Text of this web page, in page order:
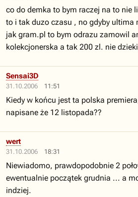
co do demka to bym raczej na to nie
to i tak duzo czasu , no gdyby ultima
jak gram.pl to bym odrazu zamowil
kolekcjonerska a tak 200 zl. nie dzieki
31.10.2006 11:51
Sensai3D
Kiedy w końcu jest ta polska
napisane że 12 listopada??
31.10.2006 18:31
wert
Niewiadomo, prawdopodobnie 2
ewentualnie początek grudnia ... a
indziej.